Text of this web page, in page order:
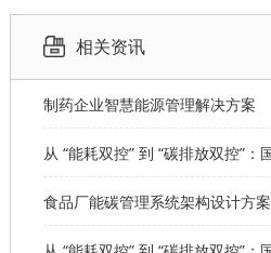
相关资讯
制药企业智慧能源管理解决方案
食品厂能碳管理系统架构设计方案